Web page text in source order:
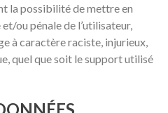
la possibilité de mettre en
ou pénale de l’utilisateur,
à caractère raciste, injurieux,
quel que soit le support utilisé